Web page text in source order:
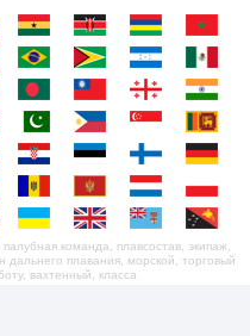
команда, плавсостав, экипаж,
плавания, морской, торговый
вахтенный, класса